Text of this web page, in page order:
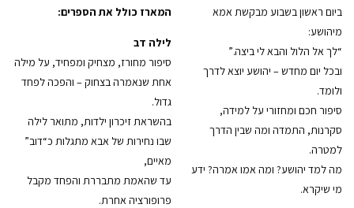
ביום ראשון בשבוע מבקשת אמא
מיהושע:
“לך אל הלול והבא לי ביצה.”
ובכל יום מחדש – יהושע יוצא לדרך
ולומד.
סיפור חכם ומחזורי על למידה,
סקרנות, התמדה ומה שבין הדרך
למטרה.
מה למד יהושע? ומה אמו אמרה? ידע
מי שיקרא.
המארז כולל את הספרים:
לילה דב
סיפור מחורז, מצחיק ומפחיד, על מילה
אחת שנאמרה בצחוק – והפכה לפחד
גדול.
בהשראת זיכרון ילדות, מתואר לילה
שבו נחירות של אבא מתגלות כ“דוב”
מאיים,
עד שהאמת מתבררת והפחד מקבל
פרופורציה אחרת.